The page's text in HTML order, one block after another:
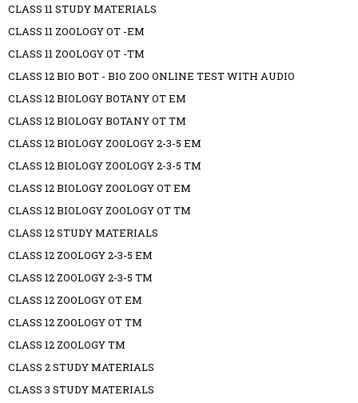
CLASS 11 STUDY MATERIALS
CLASS 11 ZOOLOGY OT -EM
CLASS 11 ZOOLOGY OT -TM
CLASS 12 BIO BOT - BIO ZOO ONLINE TEST WITH AUDIO
CLASS 12 BIOLOGY BOTANY OT EM
CLASS 12 BIOLOGY BOTANY OT TM
CLASS 12 BIOLOGY ZOOLOGY 2-3-5 EM
CLASS 12 BIOLOGY ZOOLOGY 2-3-5 TM
CLASS 12 BIOLOGY ZOOLOGY OT EM
CLASS 12 BIOLOGY ZOOLOGY OT TM
CLASS 12 STUDY MATERIALS
CLASS 12 ZOOLOGY 2-3-5 EM
CLASS 12 ZOOLOGY 2-3-5 TM
CLASS 12 ZOOLOGY OT EM
CLASS 12 ZOOLOGY OT TM
CLASS 12 ZOOLOGY TM
CLASS 2 STUDY MATERIALS
CLASS 3 STUDY MATERIALS